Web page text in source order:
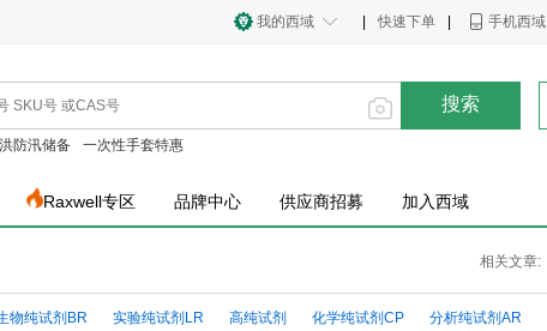
手机西域
快速下单
我的西域
搜索
防汛储备 一次性手套特惠
Raxwell专区 品牌中心 供应商招募 加入西域
相关文章:
物纯试剂BR 实验纯试剂LR 高纯试剂 化学纯试剂CP 分析纯试剂AR